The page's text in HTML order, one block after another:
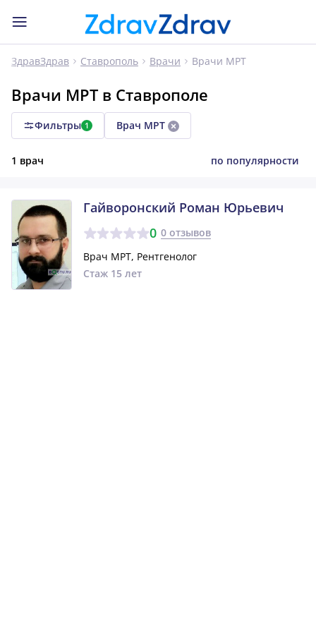
ЗдравЗдрав Ставрополь Врачи Врачи МРТ
Врачи МРТ в Ставрополе
Фильтры 1 Врач МРТ
1 врач по популярности
Гайворонский Роман Юрьевич
0 0 отзывов
Врач МРТ, Рентгенолог
Стаж 15 лет